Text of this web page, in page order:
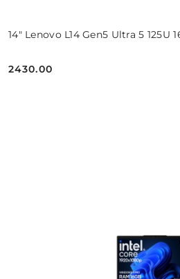
14" Lenovo L14 Gen5 Ultra 5 125U
Cena:
2430.00